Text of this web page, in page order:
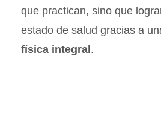
que practican, sino que
estado de salud gracias a
física integral .